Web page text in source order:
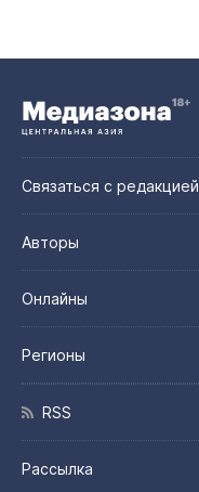
Связаться с редакцией
Авторы
Онлайны
Регионы
RSS
Рассылка